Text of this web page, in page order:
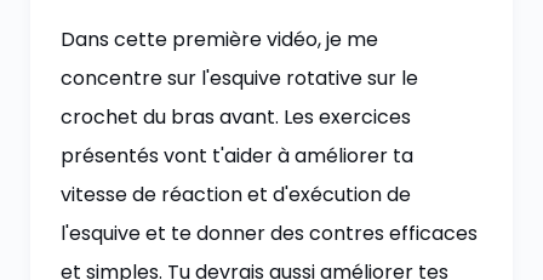
Dans cette première vidéo, je me
concentre sur l'esquive rotative sur le
crochet du bras avant. Les exercices
présentés vont t'aider à améliorer ta
vitesse de réaction et d'exécution de
l'esquive et te donner des contres efficaces
et simples. Tu devrais aussi améliorer tes